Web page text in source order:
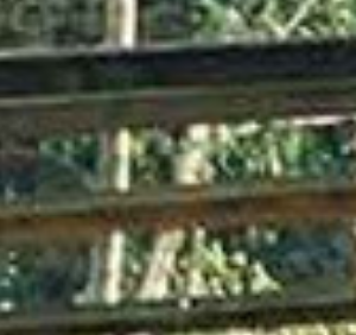
speichert die gewählte
bezüglich Google Analytics
Cookie